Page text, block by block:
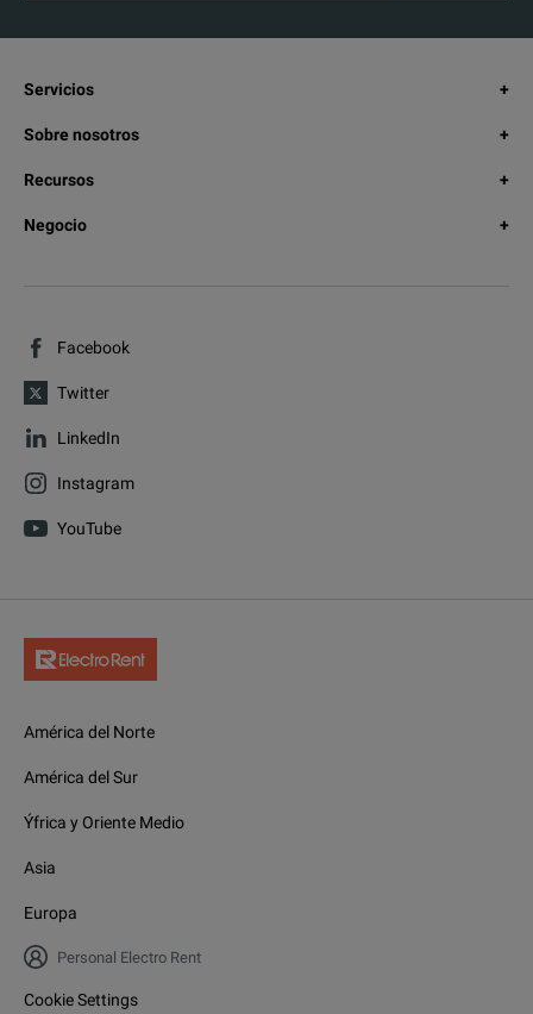
Servicios
Sobre nosotros
Recursos
Negocio
Facebook
Twitter
LinkedIn
Instagram
YouTube
América del Norte
América del Sur
Ýfrica y Oriente Medio
Asia
Europa
Personal Electro Rent
Cookie Settings